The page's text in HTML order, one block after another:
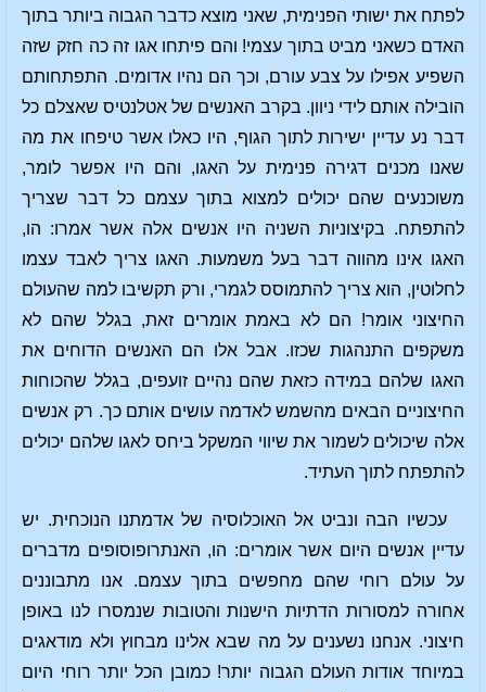
לפתח את ישותי הפנימית, שאני מוצא כדבר הגבוה ביותר בתוך
האדם כשאני מביט בתוך עצמי! והם פיתחו אגו זה כה חזק שזה
השפיע אפילו על צבע עורם, וכך הם נהיו אדומים. התפתחותם
הובילה אותם לידי ניוון. בקרב האנשים של אטלנטיס שאצלם כל
דבר נע עדיין ישירות לתוך הגוף, היו כאלו אשר טיפחו את מה
שאנו מכנים דגירה פנימית על האגו, והם היו אפשר לומר,
משוכנעים שהם יכולים למצוא בתוך עצמם כל דבר שצריך
להתפתח. בקיצוניות השניה היו אנשים אלה אשר אמרו: הו,
האגו אינו מהווה דבר בעל משמעות. האגו צריך לאבד עצמו
לחלוטין, הוא צריך להתמוסס לגמרי, ורק תקשיבו למה שהעולם
החיצוני אומר! הם לא באמת אומרים זאת, בגלל שהם לא
משקפים התנהגות שכזו. אבל אלו הם האנשים הדוחים את
האגו שלהם במידה כזאת שהם נהיים זועפים, בגלל שהכוחות
החיצוניים הבאים מהשמש לאדמה עושים אותם כך. רק אנשים
אלה שיכולים לשמור את שיווי המשקל ביחס לאגו שלהם יכולים
להתפתח לתוך העתיד.
עכשיו הבה ונביט אל האוכלוסיה של אדמתנו הנוכחית. יש
עדיין אנשים היום אשר אומרים: הו, האנתרופוסופים מדברים
על עולם רוחי שהם מחפשים בתוך עצמם. אנו מתבוננים
אחורה למסורות הדתיות הישנות והטובות שנמסרו לנו באופן
חיצוני. אנחנו נשענים על מה שבא אלינו מבחוץ ולא מודאגים
במיוחד אודות העולם הגבוה יותר! כמובן הכל יותר רוחי היום